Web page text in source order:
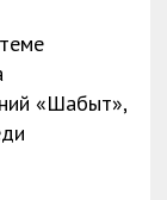
«Шабыт»,